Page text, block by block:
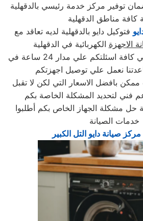
توفير مركز خدمة رئيسي بالدقهلية
كافة مناطق الدقهلية
فتوكيل دايو بالدقهلية لديه تعاقد مع
الاجهزة الكهربائية في الدقهلية
وفريق مخصص للرد علي كافة اسئلتكم علي مدار 24 ساعة في
نعمل علي توصيل اجهزتكم
بافضل الاسعار التي لكن لا تقبل
فني لتحديد المشكلة الخاصة بكم
مشكلة الجهاز الخاص بكم أطلبوا
خدمات الصيانة
مركز صيانة دايو التل الكبير